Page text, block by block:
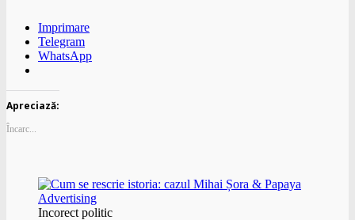
Imprimare
Telegram
WhatsApp
Apreciază:
Încarc...
Incorect politic